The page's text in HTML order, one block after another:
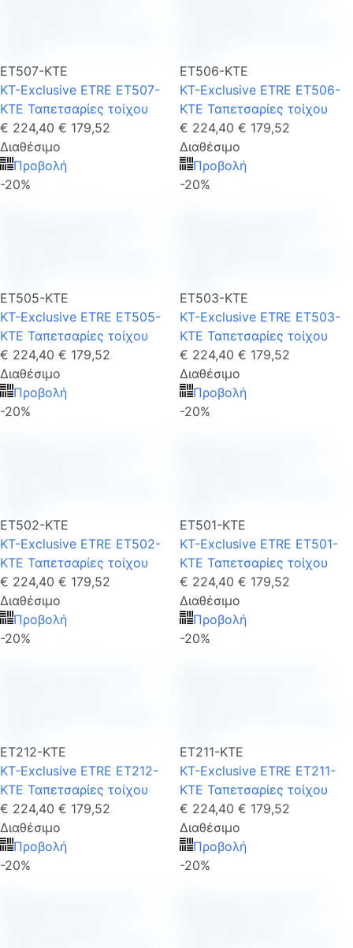
ET507-KTE
KT-Exclusive ETRE ET507-
KTE Ταπετσαρίες τοίχου
€ 224,40 € 179,52
Διαθέσιμο
Προβολή
-20%
ET506-KTE
KT-Exclusive ETRE ET506-
KTE Ταπετσαρίες τοίχου
€ 224,40 € 179,52
Διαθέσιμο
Προβολή
-20%
ET505-KTE
KT-Exclusive ETRE ET505-
KTE Ταπετσαρίες τοίχου
€ 224,40 € 179,52
Διαθέσιμο
Προβολή
-20%
ET503-KTE
KT-Exclusive ETRE ET503-
KTE Ταπετσαρίες τοίχου
€ 224,40 € 179,52
Διαθέσιμο
Προβολή
-20%
ET502-KTE
KT-Exclusive ETRE ET502-
KTE Ταπετσαρίες τοίχου
€ 224,40 € 179,52
Διαθέσιμο
Προβολή
-20%
ET501-KTE
KT-Exclusive ETRE ET501-
KTE Ταπετσαρίες τοίχου
€ 224,40 € 179,52
Διαθέσιμο
Προβολή
-20%
ET212-KTE
KT-Exclusive ETRE ET212-
KTE Ταπετσαρίες τοίχου
€ 224,40 € 179,52
Διαθέσιμο
Προβολή
-20%
ET211-KTE
KT-Exclusive ETRE ET211-
KTE Ταπετσαρίες τοίχου
€ 224,40 € 179,52
Διαθέσιμο
Προβολή
-20%